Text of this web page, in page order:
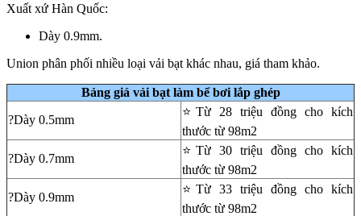
Xuất xứ Hàn Quốc:
Dày 0.9mm.
Union phân phối nhiều loại vải bạt khác nhau, giá tham khảo.
Bảng giá vải bạt làm bể bơi lắp ghép
?Dày 0.5mm
⭐Từ 28 triệu đồng cho kích
thước từ 98m2
?Dày 0.7mm
⭐Từ 30 triệu đồng cho kích
thước từ 98m2
?Dày 0.9mm
⭐Từ 33 triệu đồng cho kích
thước từ 98m2